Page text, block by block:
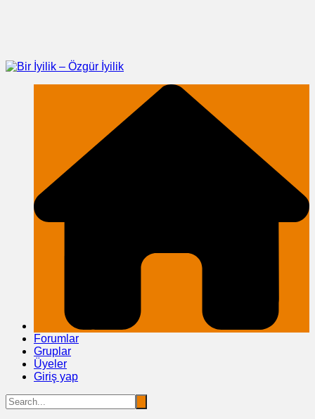
Forumlar
Gruplar
Üyeler
Giriş yap